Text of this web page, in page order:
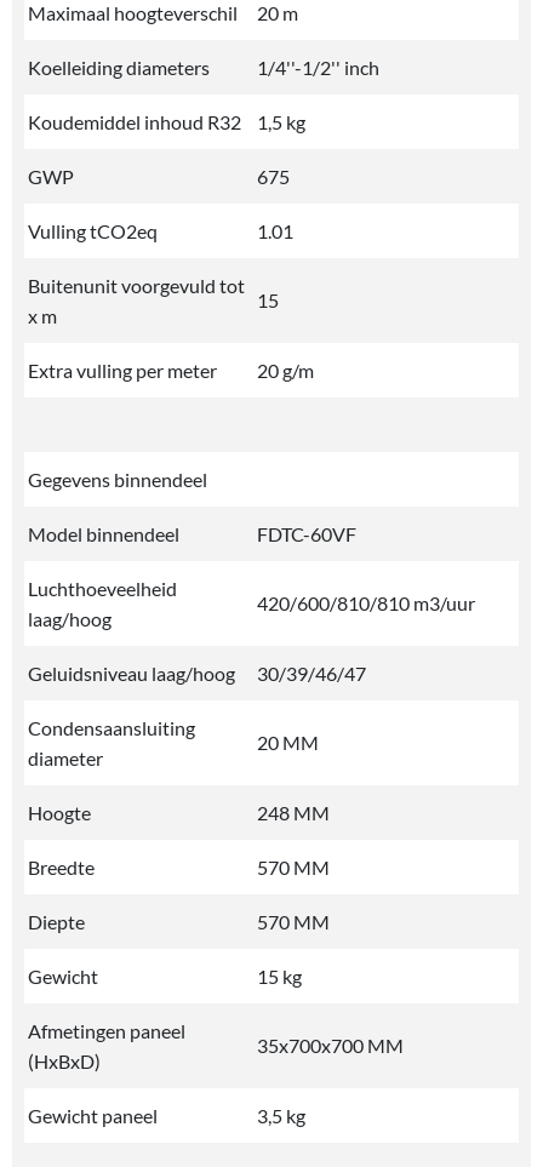
Maximaal hoogteverschil 20 m
Koelleiding diameters 1/4''-1/2'' inch
Koudemiddel inhoud R32 1,5 kg
GWP 675
Vulling tCO2eq 1.01
Buitenunit voorgevuld tot
x m
15
Extra vulling per meter 20 g/m
Gegevens binnendeel
Model binnendeel FDTC-60VF
Luchthoeveelheid
laag/hoog
420/600/810/810 m3/uur
Geluidsniveau laag/hoog 30/39/46/47
Condensaansluiting
diameter
20 MM
Hoogte 248 MM
Breedte 570 MM
Diepte 570 MM
Gewicht 15 kg
Afmetingen paneel
(HxBxD)
35x700x700 MM
Gewicht paneel 3,5 kg